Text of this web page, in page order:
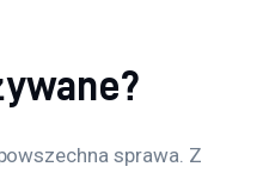
sprawa. Z